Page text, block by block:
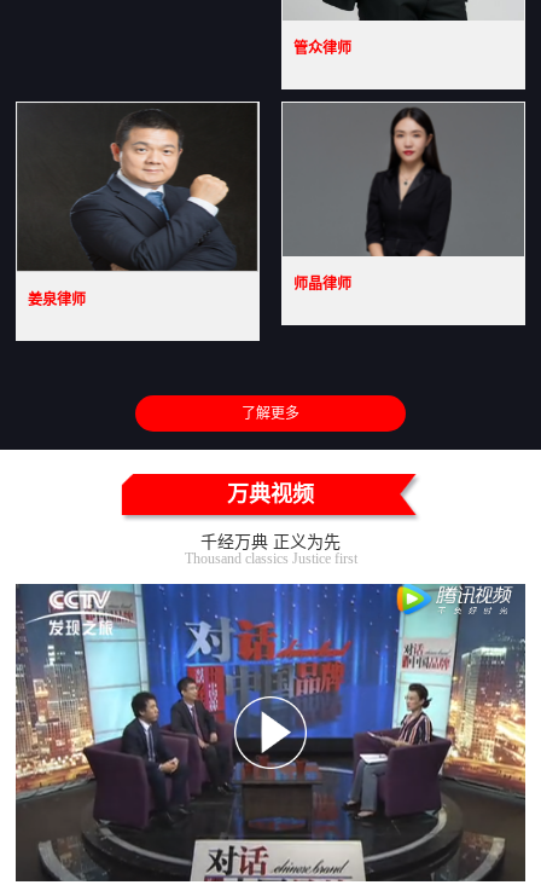
管众律师
姜泉律师
师晶律师
了解更多
万典视频
千经万典 正义为先
Thousand classics Justice first